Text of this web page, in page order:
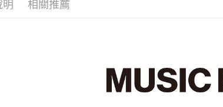
明 相關推薦